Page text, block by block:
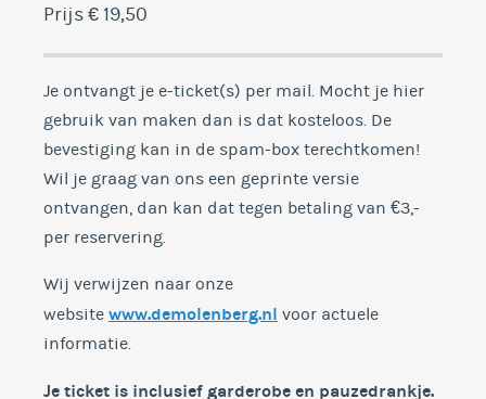
Prijs € 19,50
Je ontvangt je e-ticket(s) per mail. Mocht je hier
gebruik van maken dan is dat kosteloos. De
bevestiging kan in de spam-box terechtkomen!
Wil je graag van ons een geprinte versie
ontvangen, dan kan dat tegen betaling van €3,-
per reservering.
Wij verwijzen naar onze
website www.demolenberg.nl voor actuele
informatie.
Je ticket is inclusief garderobe en pauzedrankje.